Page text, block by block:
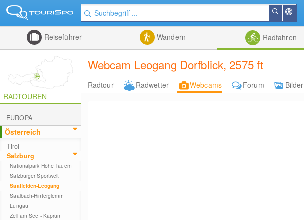
der
Suchen
Reiseführer Wandern Radfahren
Webcam Leogang Dorfblick, 2575 ft
Radtour Radwetter Webcams Forum
Bilder
RADTOUREN
EUROPA
Österreich
Tirol
Salzburg
Nationalpark Hohe Tauern
Salzburger Sportwelt
Saalfelden-Leogang
Saalbach-Hinterglemm
Lungau
Zell am See - Kaprun